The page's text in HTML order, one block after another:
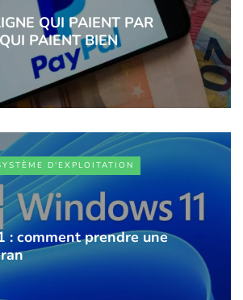
QUI PAIENT PAR
PAIENT BIEN
D'EXPLOITATION
: comment prendre une